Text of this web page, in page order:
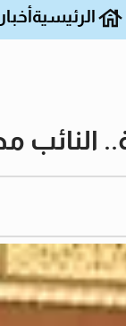
الرئيسية أخبار